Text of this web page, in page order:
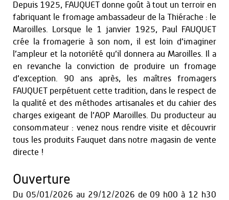
Depuis 1925, FAUQUET donne goût à tout un terroir en
fabriquant le fromage ambassadeur de la Thiérache : le
Maroilles. Lorsque le 1 janvier 1925, Paul FAUQUET
crée la fromagerie à son nom, il est loin d’imaginer
l’ampleur et la notoriété qu’il donnera au Maroilles. Il a
en revanche la conviction de produire un fromage
d’exception. 90 ans après, les maîtres fromagers
FAUQUET perpétuent cette tradition, dans le respect de
la qualité et des méthodes artisanales et du cahier des
charges exigeant de l’AOP Maroilles. Du producteur au
consommateur : venez nous rendre visite et découvrir
tous les produits Fauquet dans notre magasin de vente
directe !
Ouverture
Du 05/01/2026 au 29/12/2026 de 09 h00 à 12 h30